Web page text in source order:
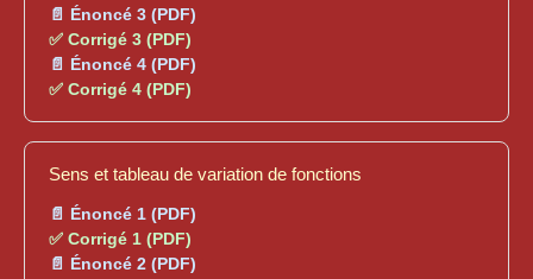
📄 Énoncé 3 (PDF)
✅ Corrigé 3 (PDF)
📄 Énoncé 4 (PDF)
✅ Corrigé 4 (PDF)
Sens et tableau de variation de fonctions
📄 Énoncé 1 (PDF)
✅ Corrigé 1 (PDF)
📄 Énoncé 2 (PDF)